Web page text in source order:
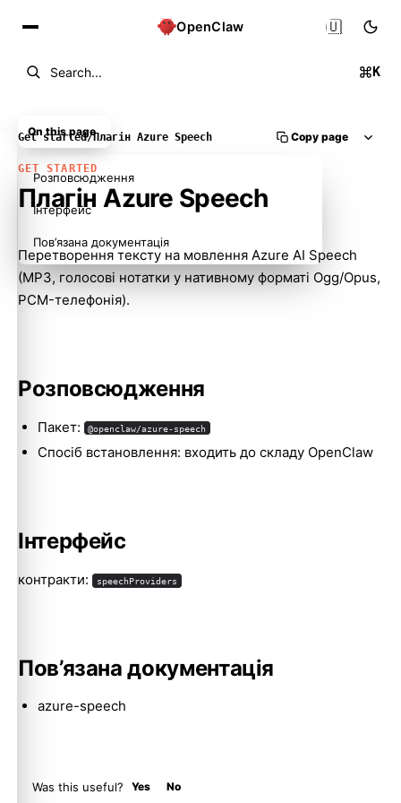
OpenClaw
Search... K
🇺🇦
Get started/Плагін Azure Speech Copy page
GET STARTED
Плагін Azure Speech
Перетворення тексту на мовлення Azure AI Speech
(MP3, голосові нотатки у нативному форматі Ogg/Opus,
PCM-телефонія).
Розповсюдження
Пакет: @openclaw/azure-speech
Спосіб встановлення: входить до складу OpenClaw
Інтерфейс
контракти: speechProviders
Пов’язана документація
azure-speech
Was this useful? Yes No
On this page
Розповсюдження
Інтерфейс
Пов’язана документація